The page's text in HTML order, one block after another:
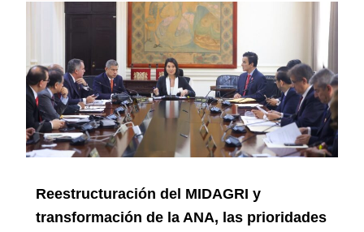
Reestructuración del MIDAGRI y
transformación de la ANA, las prioridades